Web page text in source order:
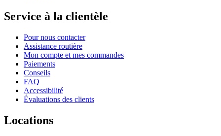
Service à la clientèle
Pour nous contacter
Assistance routière
Mon compte et mes commandes
Paiements
Conseils
FAQ
Accessibilité
Évaluations des clients
Locations